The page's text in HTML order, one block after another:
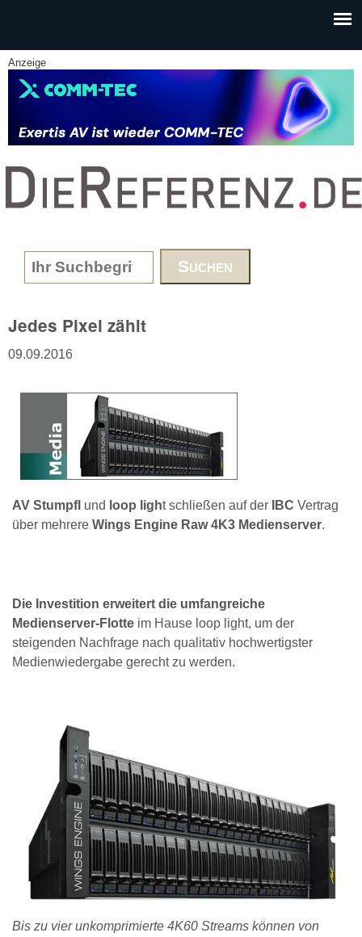
Anzeige
www.DieReferenz.de
Search form
Jedes Pixel zählt
09.09.2016
AV Stumpfl und loop light schließen auf der IBC Vertrag
über mehrere Wings Engine Raw 4K3 Medienserver.
Die Investition erweitert die umfangreiche
Medienserver-Flotte im Hause loop light, um der
steigenden Nachfrage nach qualitativ hochwertigster
Medienwiedergabe gerecht zu werden.
Bis zu vier unkomprimierte 4K60 Streams können von